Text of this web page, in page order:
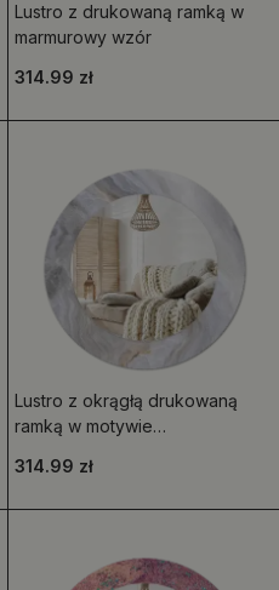
Lustro z drukowaną ramką w
marmurowy wzór
314.99 zł
Lustro z okrągłą drukowaną
ramką w motywie
314.99 zł